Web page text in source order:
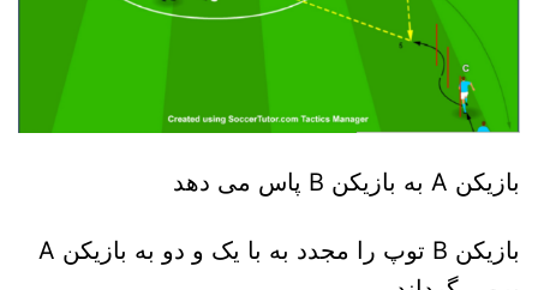
بازیکن A به بازیکن B پاس می دهد
بازیکن B توپ را مجدد به با یک و دو به بازیکن A